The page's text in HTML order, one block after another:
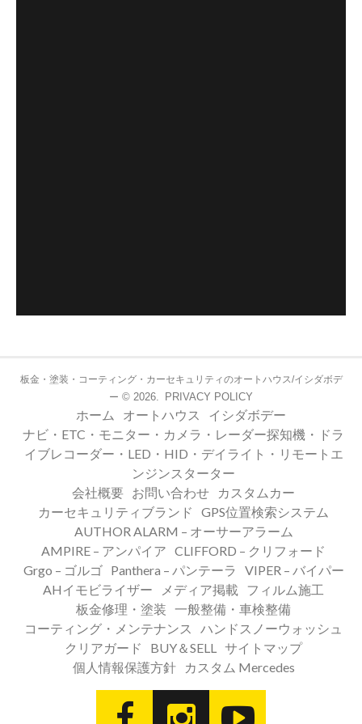
板金・塗装・コーティング・カーセキュリティのオートハウス/イシダボデ
ー © 2026. PRIVACY POLICY
ホーム オートハウス
イシダボデー
ナビ・ETC・モニター・カメラ・レーダー探知機・ドラ
イブレコーダー・LED・HID・デイライト・リモートエ
ンジンスターター
会社概要
お問い合わせ
カスタムカー
カーセキュリティブランド
GPS位置検索システム
AUTHOR ALARM – オーサーアラーム
AMPIRE – アンパイア CLIFFORD – クリフォード
Grgo – ゴルゴ
Panthera – パンテーラ
VIPER – バイパー
AHイモビライザー
メディア掲載
フィルム施工
板金修理・塗装 一般整備・車検整備
コーティング・メンテナンス
ハンドスノーウォッシュ
クリアガード
BUY＆SELL
サイトマップ
個人情報保護方針
カスタム Mercedes